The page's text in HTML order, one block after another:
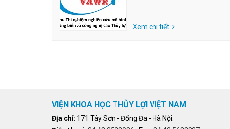
Xem chi tiết
VIỆN KHOA HỌC THỦY LỢI VIỆT NAM
Địa chỉ: 171 Tây Sơn - Đống Đa - Hà Nội.